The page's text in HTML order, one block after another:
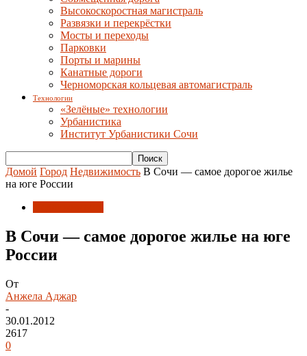
Высокоскоростная магистраль
Развязки и перекрёстки
Мосты и переходы
Парковки
Порты и марины
Канатные дороги
Черноморская кольцевая автомагистраль
Технологии
«Зелёные» технологии
Урбанистика
Институт Урбанистики Сочи
Домой Город Недвижимость В Сочи — самое дорогое жилье
на юге России
В Сочи — самое дорогое жилье на юге
России
От
Анжела Аджар
-
30.01.2012
2617
0